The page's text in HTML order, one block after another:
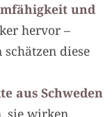
und
hervor –
diese
aus Schweden